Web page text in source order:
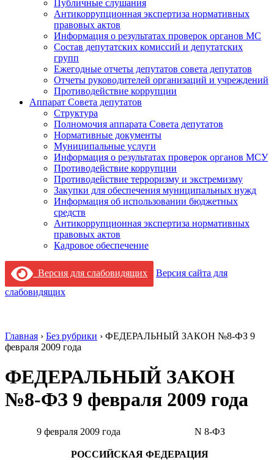
Публичные слушания
Антикоррупционная экспертиза нормативных
правовых актов
Информация о результатах проверок органов МС
Состав депутатских комиссий и депутатских
групп
Ежегодные отчеты депутатов совета депутатов
Отчеты руководителей организаций и учреждений
Противодействие коррупции
Аппарат Совета депутатов
Структура
Полномочия аппарата Совета депутатов
Нормативные документы
Муниципальные услуги
Информация о результатах проверок органов МСУ
Противодействие коррупции
Противодействие терроризму и экстремизму
Закупки для обеспечения муниципальных нужд
Информация об использовании бюджетных
средств
Антикоррупционная экспертиза нормативных
правовых актов
Кадровое обеспечение
Версия для слабовидящих
Версия сайта для
слабовидящих
Главная › Без рубрики › ФЕДЕРАЛЬНЫЙ ЗАКОН №8-ФЗ 9
февраля 2009 года
ФЕДЕРАЛЬНЫЙ ЗАКОН
№8-ФЗ 9 февраля 2009 года
9 февраля 2009 года N 8-ФЗ
РОССИЙСКАЯ ФЕДЕРАЦИЯ